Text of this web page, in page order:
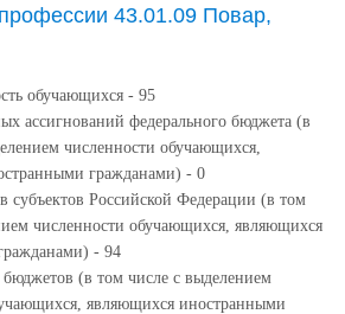
43.01.09 Повар,
обучающихся - 95
ассигнований федерального бюджета (в
численности обучающихся,
гражданами) - 0
субъектов Российской Федерации (в том
численности обучающихся, являющихся
- 94
бюджетов (в том числе с выделением
являющихся иностранными